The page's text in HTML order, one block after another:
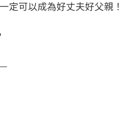
可以成為好丈夫好父親！